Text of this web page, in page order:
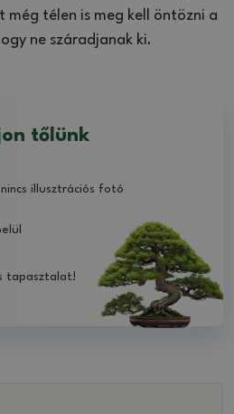
még télen is meg kell öntözni a
ne száradjanak ki.
tőlünk
illusztrációs fotó
tapasztalat!